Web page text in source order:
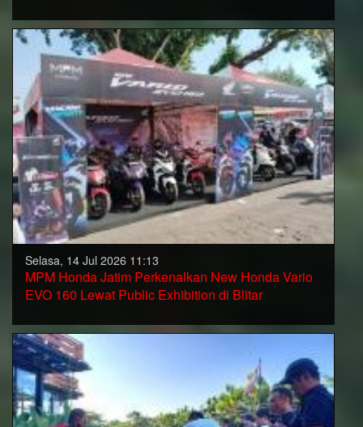
Selasa, 14 Jul 2026 11:13
MPM Honda Jatim Perkenalkan New Honda Vario
EVO 160 Lewat Public Exhibition di Blitar